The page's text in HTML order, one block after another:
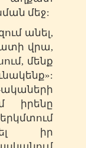
մեջ:
անել,
վրա,
մենք
իրենը
իր